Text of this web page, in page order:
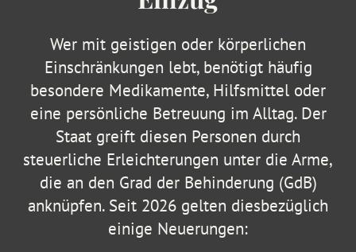
Wer mit geistigen oder körperlichen
Einschränkungen lebt, benötigt häufig
besondere Medikamente, Hilfsmittel oder
eine persönliche Betreuung im Alltag. Der
Staat greift diesen Personen durch
steuerliche Erleichterungen unter die Arme,
die an den Grad der Behinderung (GdB)
anknüpfen. Seit 2026 gelten diesbezüglich
einige Neuerungen: